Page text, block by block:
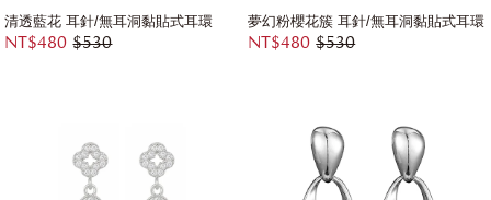
清透藍花 耳針/無耳洞黏貼式耳環
NT$480 $530
夢幻粉櫻花簇 耳針/無耳洞黏貼式耳環
NT$480 $530